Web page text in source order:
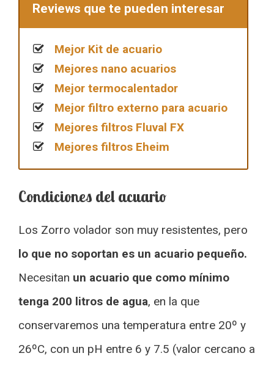
Reviews que te pueden interesar
Mejor Kit de acuario
Mejores nano acuarios
Mejor termocalentador
Mejor filtro externo para acuario
Mejores filtros Fluval FX
Mejores filtros Eheim
Condiciones del acuario
Los Zorro volador son muy resistentes, pero
lo que no soportan es un acuario pequeño.
Necesitan un acuario que como mínimo
tenga 200 litros de agua, en la que
conservaremos una temperatura entre 20º y
26ºC, con un pH entre 6 y 7.5 (valor cercano a